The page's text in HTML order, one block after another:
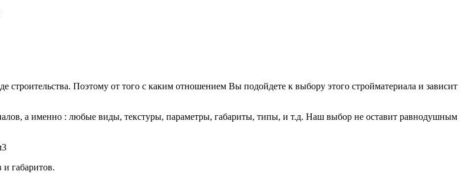
Поэтому от того с каким отношением Вы подойдете к выбору этого стройматериала и зависит
а именно : любые виды, текстуры, параметры, габариты, типы, и т.д. Наш выбор не оставит равнодушным
габаритов.